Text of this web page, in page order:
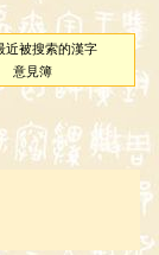
近被搜索的漢字
意見簿